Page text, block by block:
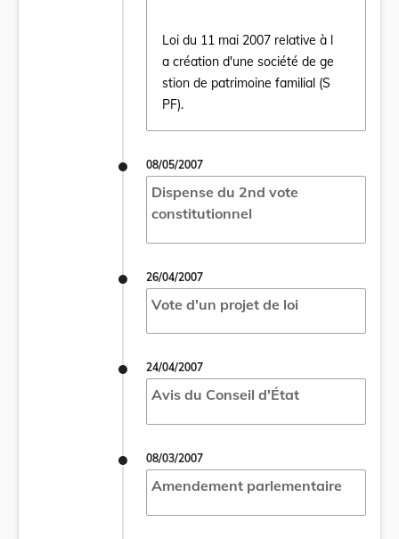
Loi du 11 mai 2007 relative à l
a création d'une société de ge
stion de patrimoine familial (S
PF).
Ouvrir le document Loi du 11 mai 2007
08/05/2007
Dispense du 2nd vote
constitutionnel
26/04/2007
Vote d'un projet de loi
24/04/2007
Avis du Conseil d'État
08/03/2007
Amendement parlementaire